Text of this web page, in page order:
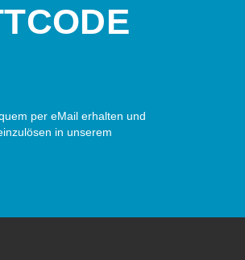
per eMail erhalten und
in unserem